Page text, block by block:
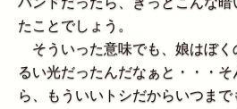
たことでしょう。
そういった意味でも、娘はぼく
るい光だったんだなぁと・・・
ら、もういいトシだからいつま